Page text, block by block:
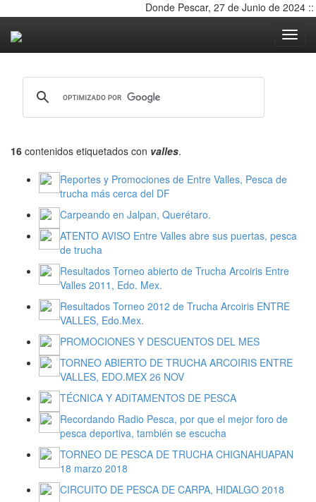
Donde Pescar, 27 de Junio de 2024 ::
16 contenidos etiquetados con valles.
Reportes y Promociones de Entre Valles, Pesca de
trucha más cerca del DF
Carpeando en Jalpan, Querétaro.
ATENTO AVISO Entre Valles abre sus puertas, pesca
de trucha
Resultados Torneo abierto de Trucha Arcoiris Entre
Valles 2011, Edo. Mex.
Resultados Torneo 2012 de Trucha Arcoiris ENTRE
VALLES, Edo.Mex.
PROMOCIONES Y DESCUENTOS DEL MES
TORNEO ABIERTO DE TRUCHA ARCOIRIS ENTRE
VALLES, EDO.MEX 26 NOV
TÉCNICA Y ADITAMENTOS DE PESCA
Recordando Radio Pesca, por que el mejor foro de
pesca deportiva, también se escucha
TORNEO DE PESCA DE TRUCHA CHIGNAHUAPAN
18 marzo 2018
CIRCUITO DE PESCA DE CARPA, HIDALGO 2018